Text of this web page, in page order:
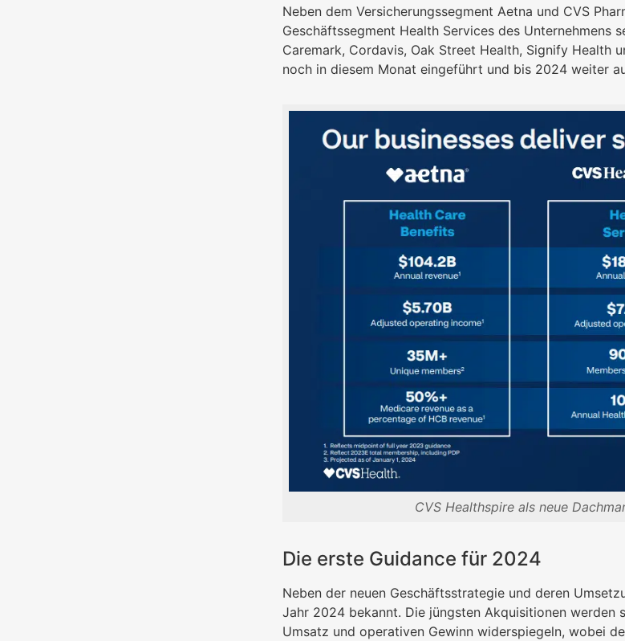
Neben dem Versicherungssegment Aetna und CVS
Geschäftssegment Health Services des Unternehmens
Caremark, Cordavis, Oak Street Health, Signify Health
noch in diesem Monat eingeführt und bis 2024 weiter
CVS Healthspire als neue
Die erste Guidance für 2024
Neben der neuen Geschäftsstrategie und deren
Jahr 2024 bekannt. Die jüngsten Akquisitionen werden
Umsatz und operativen Gewinn widerspiegeln, wobei